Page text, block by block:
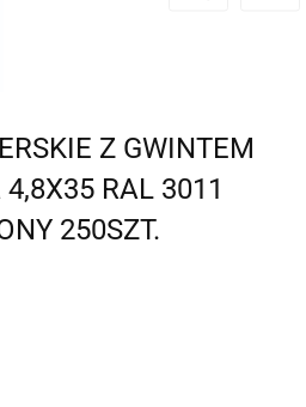
Z GWINTEM
4,8X35 RAL 3011
250SZT.